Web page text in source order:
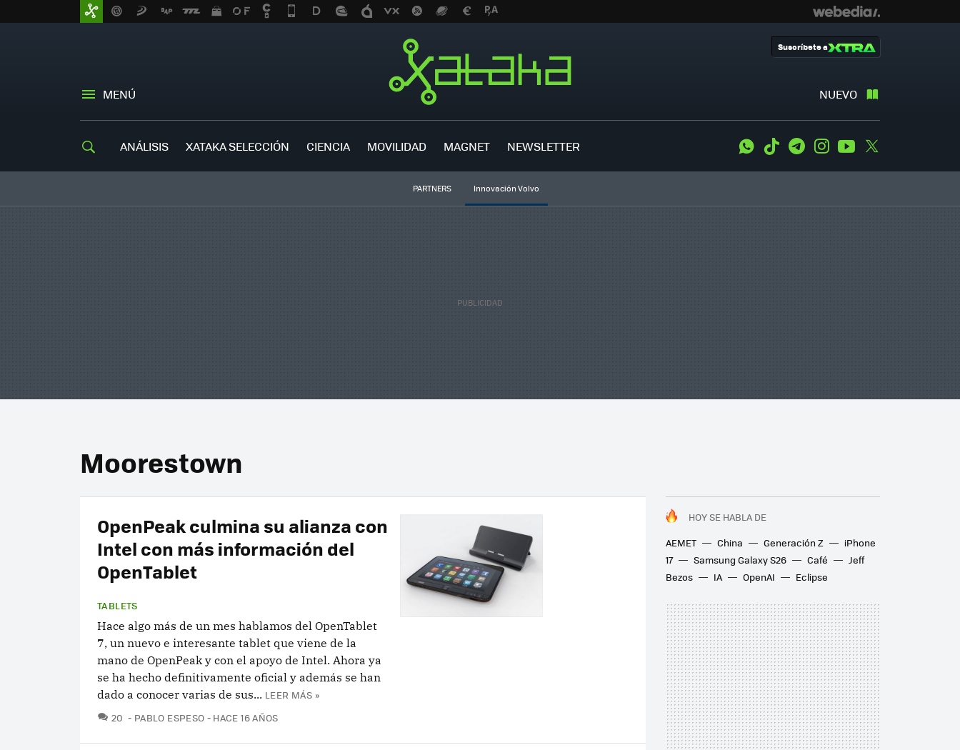
MENÚ NUEVO
Suscríbete a
ANÁLISIS XATAKA SELECCIÓN CIENCIA MOVILIDAD MAGNET NEWSLETTER WhatsApp
Tiktok TelegramInstagramYoutube
PARTNERS Innovación Volvo
Moorestown
HOY SE HABLA DE
AEMET
China Generación Z
iPhone
17
Samsung Galaxy S26 Café
Jeff
Bezos
IA OpenAI Eclipse
OpenPeak culmina su alianza con
Intel con más información del
OpenTablet
TABLETS
Hace algo más de un mes hablamos del OpenTablet
7, un nuevo e interesante tablet que viene de la
mano de OpenPeak y con el apoyo de Intel. Ahora ya
se ha hecho definitivamente oficial y además se han
dado a conocer varias de sus... LEER MÁS »
20 COMENTARIOS
PABLO ESPESO HACE 16 AÑOS